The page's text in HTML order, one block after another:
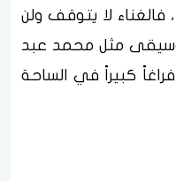
فالغناء لا يتوقف ولن
مثل محمد عبد
كبيراً في الساحة